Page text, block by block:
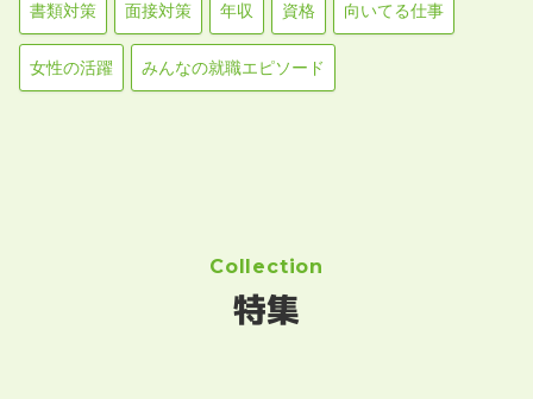
書類対策 面接対策 年収 資格 向いてる仕事
女性の活躍 みんなの就職エピソード
Collection
特集